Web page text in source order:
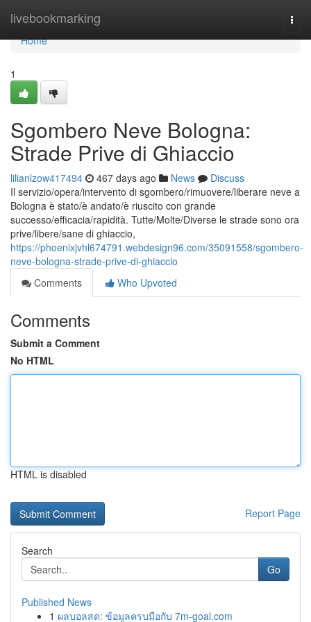
livebookmarking
Home
Home
1
Sgombero Neve Bologna:
Strade Prive di Ghiaccio
lilianlzow417494 467 days ago News
Discuss
Il servizio/opera/intervento di sgombero/rimuovere/liberare neve a
Bologna è stato/è andato/è riuscito con grande
successo/efficacia/rapidità. Tutte/Molte/Diverse le strade sono ora
prive/libere/sane di ghiaccio,
https://phoenixjvhl674791.webdesign96.com/35091558/sgombero-
neve-bologna-strade-prive-di-ghiaccio
Comments
Who Upvoted
Comments
Submit a Comment
No HTML
HTML is disabled
Report Page
Search
Go
Published News
1 ผลบอลสด: ข้อมูลครบมือกับ 7m-goal.com